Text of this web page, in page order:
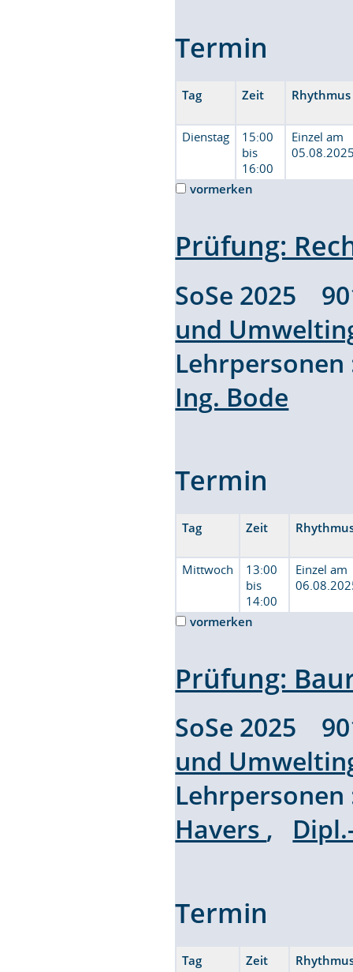
Termin
Tag Zeit Rhythmus
Dienstag
15:00
bis
16:00
Einzel am
vormerken
Prüfung:
SoSe 2025
und
Ing. Bode
Termin
Tag Zeit
Mittwoch
13:00
bis
14:00
Einzel am
vormerken
Prüfung:
SoSe 2025
und
Havers ,
Termin
Tag Zeit